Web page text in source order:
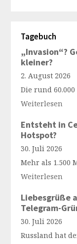
Tagebuch
„Invasion“?
kleiner?
2. August 2026
Die rund
Weiterlesen
Entsteht in
Hotspot?
30. Juli 2026
Mehr als 1.500
Weiterlesen
Liebesgrüße
Telegram-
30. Juli 2026
Russland hat